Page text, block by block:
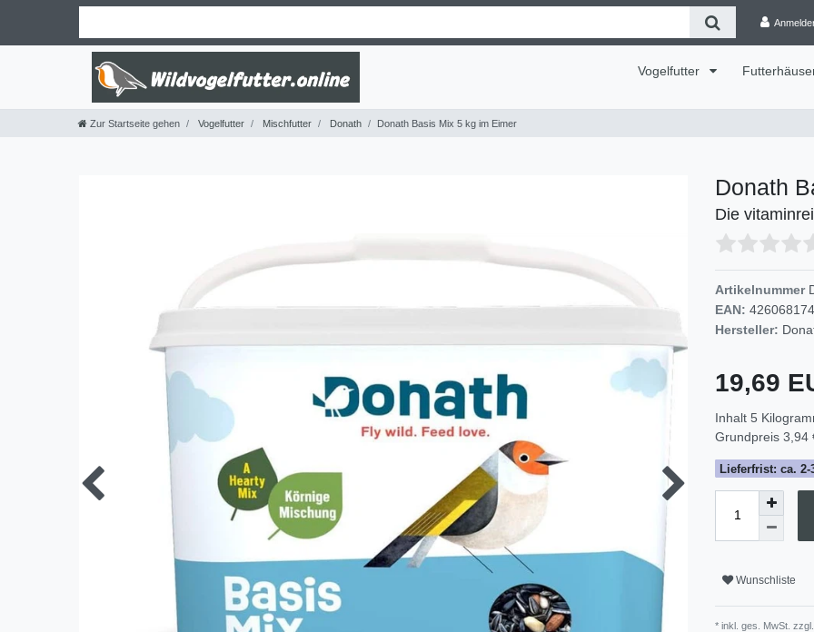
Vogelfutter
Zur Startseite gehen Vogelfutter Mischfutter Donath Donath Basis Mix 5 kg im Eimer
Donath
Die
Artikelnummer
EAN:
Hersteller:
19,69
Inhalt 5
Grundpreis 3,94
Lieferfrist: ca. 2-
Wunschliste
* inkl. ges. MwSt. zzgl.